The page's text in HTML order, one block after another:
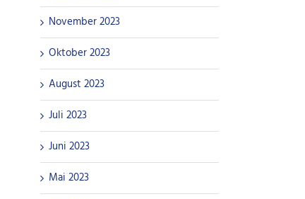
November 2023
Oktober 2023
August 2023
Juli 2023
Juni 2023
Mai 2023